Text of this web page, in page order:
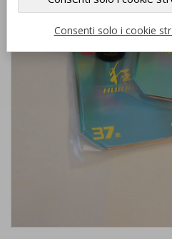
Consenti solo i cookie